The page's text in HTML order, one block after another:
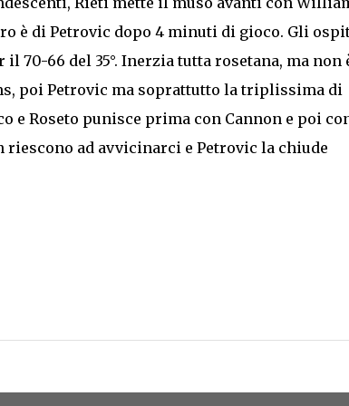
è di Petrovic dopo 4 minuti di gioco. Gli
70-66 del 35°. Inerzia tutta rosetana, ma non
poi Petrovic ma soprattutto la triplissima di
e Roseto punisce prima con Cannon e poi
ad avvicinarci e Petrovic la chiude